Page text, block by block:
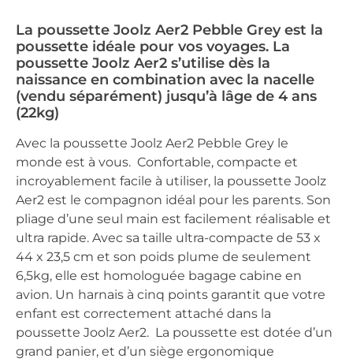
La poussette Joolz Aer2 Pebble Grey est la
poussette idéale pour vos voyages. La
poussette Joolz Aer2 s’utilise dès la
naissance en combination avec la nacelle
(vendu séparément) jusqu’à lâge de 4 ans
(22kg)
Avec la poussette Joolz Aer2 Pebble Grey le
monde est à vous. Confortable, compacte et
incroyablement facile à utiliser, la poussette Joolz
Aer2 est le compagnon idéal pour les parents. Son
pliage d’une seul main est facilement réalisable et
ultra rapide. Avec sa taille ultra-compacte de 53 x
44 x 23,5 cm et son poids plume de seulement
6,5kg, elle est homologuée bagage cabine en
avion. Un harnais à cinq points garantit que votre
enfant est correctement attaché dans la
poussette Joolz Aer2. La poussette est dotée d’un
grand panier, et d’un siège ergonomique